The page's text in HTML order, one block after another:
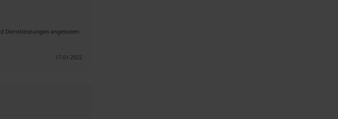
Dienstleistungen angeboten:
17.01.2022